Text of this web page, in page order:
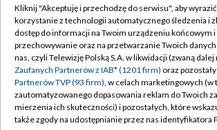
TVP
Abonament TVP
Emisja w TVP
Centrum informacji TVP
Naziemna Telewizja Cyfrowa
Regulamin TVP
Polityka prywatności
Moje zgody
Pomoc
Kliknij "Akceptuję i przechodzę do serwisu", aby
korzystanie z technologii automatycznego śledzenia i
dostęp do informacji na Twoim urządzeniu końcowym i
przechowywanie oraz na przetwarzanie Twoich
nas, czyli Telewizję Polską S.A. w likwidacji (zwaną dalej
Zaufanych Partnerów z IAB* (1201 firm) oraz
Partnerów TVP (93 firm), w celach marketingowych (w
zautomatyzowanego dopasowania reklam do Twoich
mierzenia ich skuteczności) i pozostałych, które
także zgody na udostępnianie przez nas identyfikatora